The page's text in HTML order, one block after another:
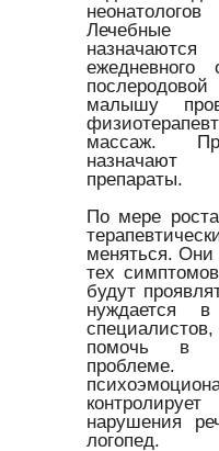
малышу
массаж.
препараты.
По мере
меняться. Они
тех
будут
нуждается в
помочь в
нарушения
логопед.